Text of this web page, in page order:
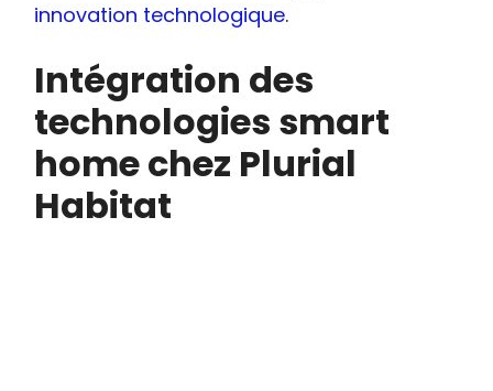
innovation technologique.
Intégration des
technologies smart
home chez Plurial
Habitat